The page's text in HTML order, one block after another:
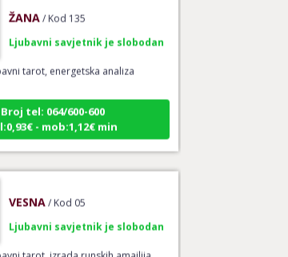
ŽANA
tarot, energetska analiza
Broj tel: 064/600-600
- mob:1,12€ min
tarot, izrada runskih amajlija